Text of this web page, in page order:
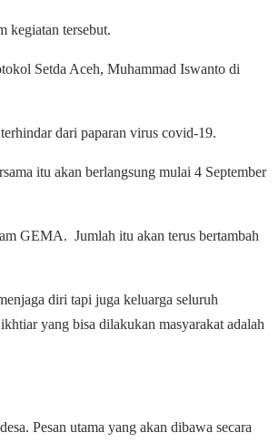
kegiatan tersebut.
Setda Aceh, Muhammad Iswanto di
dari paparan virus covid-19.
itu akan berlangsung mulai 4 September
GEMA. Jumlah itu akan terus bertambah
diri tapi juga keluarga seluruh
yang bisa dilakukan masyarakat adalah
Pesan utama yang akan dibawa secara